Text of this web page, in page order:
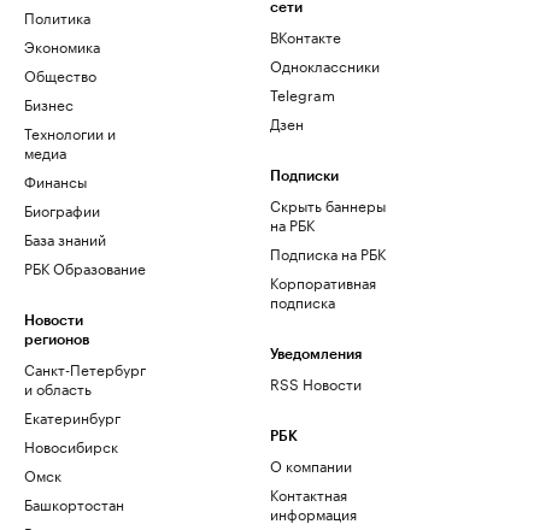
Политика
Экономика
Общество
Бизнес
Технологии и
медиа
Финансы
Биографии
База знаний
РБК Образование
Новости
регионов
Санкт-Петербург
и область
Екатеринбург
Новосибирск
Омск
Башкортостан
сети
ВКонтакте
Одноклассники
Telegram
Дзен
Подписки
Скрыть баннеры
на РБК
Подписка на РБК
Корпоративная
подписка
Уведомления
RSS Новости
РБК
О компании
Контактная
информация